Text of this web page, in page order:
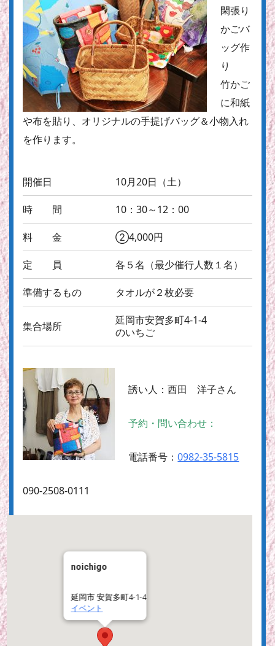
閑張り
かごバ
ッグ作
り
竹かご
に和紙
や布を貼り、オリジナルの手提げバッグ＆小物入れ
を作ります。
開催日 10月20日（土）
時 間 10：30～12：00
料 金 ②4,000円
定 員 各５名（最少催行人数１名）
準備するもの タオルが２枚必要
集合場所
延岡市安賀多町4-1-4
のいちご
誘い人：西田 洋子さん
予約・問い合わせ：
電話番号：0982-35-5815
090-2508-0111
noichigo
延岡市 安賀多町4-1-4
イベント